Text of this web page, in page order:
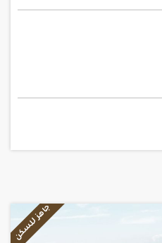
جاهز للسكن